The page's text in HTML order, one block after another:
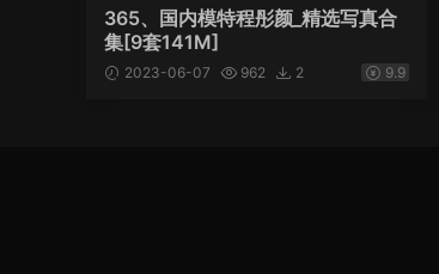
365、国内模特程彤颜_精选写真合
集[9套141M]
2023-06-07 962 2 9.9